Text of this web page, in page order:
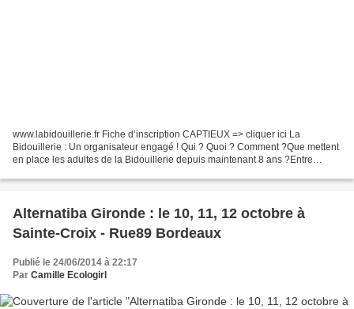
www.labidouillerie.fr Fiche d’inscription CAPTIEUX => cliquer ici La
Bidouillerie : Un organisateur engagé ! Qui ? Quoi ? Comment ?Que mettent
en place les adultes de la Bidouillerie depuis maintenant 8 ans ?Entre
Alternatiba Gironde : le 10, 11, 12 octobre à
Sainte-Croix - Rue89 Bordeaux
Publié le 24/06/2014 à 22:17
Par Camille Ecologirl